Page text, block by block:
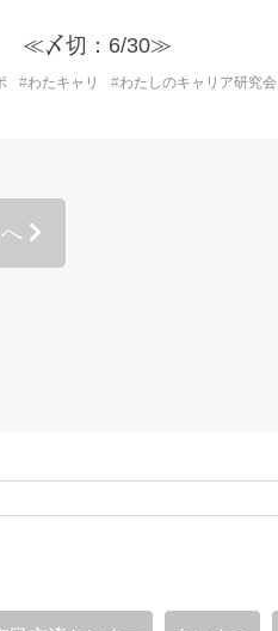
≪〆切：6/30≫
#わたキャリ #わたしのキャリア研究会